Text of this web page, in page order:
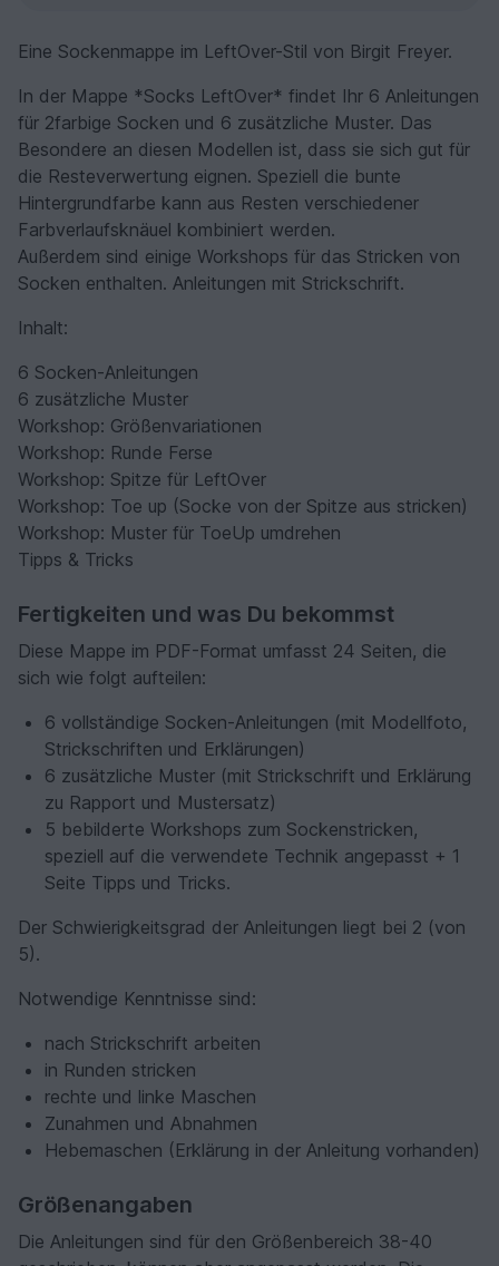
Eine Sockenmappe im LeftOver-Stil von Birgit Freyer.
In der Mappe *Socks LeftOver* findet Ihr 6 Anleitungen
für 2farbige Socken und 6 zusätzliche Muster. Das
Besondere an diesen Modellen ist, dass sie sich gut für
die Resteverwertung eignen. Speziell die bunte
Hintergrundfarbe kann aus Resten verschiedener
Farbverlaufsknäuel kombiniert werden.
Außerdem sind einige Workshops für das Stricken von
Socken enthalten. Anleitungen mit Strickschrift.
Inhalt:
6 Socken-Anleitungen
6 zusätzliche Muster
Workshop: Größenvariationen
Workshop: Runde Ferse
Workshop: Spitze für LeftOver
Workshop: Toe up (Socke von der Spitze aus stricken)
Workshop: Muster für ToeUp umdrehen
Tipps & Tricks
Fertigkeiten und was Du bekommst
Diese Mappe im PDF-Format umfasst 24 Seiten, die
sich wie folgt aufteilen:
6 vollständige Socken-Anleitungen (mit Modellfoto,
Strickschriften und Erklärungen)
6 zusätzliche Muster (mit Strickschrift und Erklärung
zu Rapport und Mustersatz)
5 bebilderte Workshops zum Sockenstricken,
speziell auf die verwendete Technik angepasst + 1
Seite Tipps und Tricks.
Der Schwierigkeitsgrad der Anleitungen liegt bei 2 (von
5).
Notwendige Kenntnisse sind:
nach Strickschrift arbeiten
in Runden stricken
rechte und linke Maschen
Zunahmen und Abnahmen
Hebemaschen (Erklärung in der Anleitung vorhanden)
Größenangaben
Die Anleitungen sind für den Größenbereich 38-40